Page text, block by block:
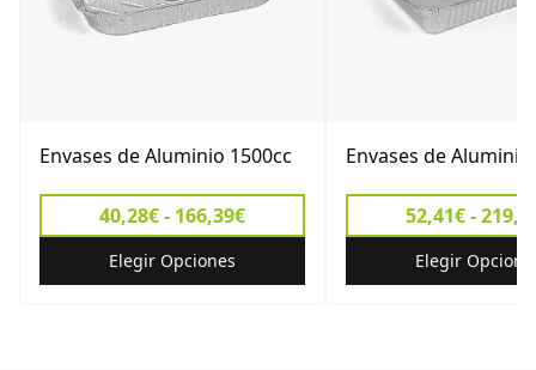
Envases de Aluminio 1500cc
40,28€ - 166,39€
Elegir Opciones
Envases de Aluminio
52,41€ -
Elegir